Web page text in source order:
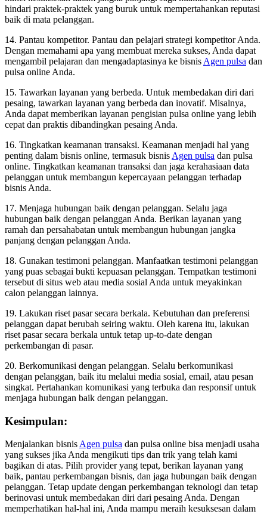
hindari praktek-praktek yang buruk untuk mempertahankan reputasi
baik di mata pelanggan.
14. Pantau kompetitor. Pantau dan pelajari strategi kompetitor Anda.
Dengan memahami apa yang membuat mereka sukses, Anda dapat
mengambil pelajaran dan mengadaptasinya ke bisnis Agen pulsa dan
pulsa online Anda.
15. Tawarkan layanan yang berbeda. Untuk membedakan diri dari
pesaing, tawarkan layanan yang berbeda dan inovatif. Misalnya,
Anda dapat memberikan layanan pengisian pulsa online yang lebih
cepat dan praktis dibandingkan pesaing Anda.
16. Tingkatkan keamanan transaksi. Keamanan menjadi hal yang
penting dalam bisnis online, termasuk bisnis Agen pulsa dan pulsa
online. Tingkatkan keamanan transaksi dan jaga kerahasiaan data
pelanggan untuk membangun kepercayaan pelanggan terhadap
bisnis Anda.
17. Menjaga hubungan baik dengan pelanggan. Selalu jaga
hubungan baik dengan pelanggan Anda. Berikan layanan yang
ramah dan persahabatan untuk membangun hubungan jangka
panjang dengan pelanggan Anda.
18. Gunakan testimoni pelanggan. Manfaatkan testimoni pelanggan
yang puas sebagai bukti kepuasan pelanggan. Tempatkan testimoni
tersebut di situs web atau media sosial Anda untuk meyakinkan
calon pelanggan lainnya.
19. Lakukan riset pasar secara berkala. Kebutuhan dan preferensi
pelanggan dapat berubah seiring waktu. Oleh karena itu, lakukan
riset pasar secara berkala untuk tetap up-to-date dengan
perkembangan di pasar.
20. Berkomunikasi dengan pelanggan. Selalu berkomunikasi
dengan pelanggan, baik itu melalui media sosial, email, atau pesan
singkat. Pertahankan komunikasi yang terbuka dan responsif untuk
menjaga hubungan baik dengan pelanggan.
Kesimpulan:
Menjalankan bisnis Agen pulsa dan pulsa online bisa menjadi usaha
yang sukses jika Anda mengikuti tips dan trik yang telah kami
bagikan di atas. Pilih provider yang tepat, berikan layanan yang
baik, pantau perkembangan bisnis, dan jaga hubungan baik dengan
pelanggan. Tetap update dengan perkembangan teknologi dan tetap
berinovasi untuk membedakan diri dari pesaing Anda. Dengan
memperhatikan hal-hal ini, Anda mampu meraih kesuksesan dalam